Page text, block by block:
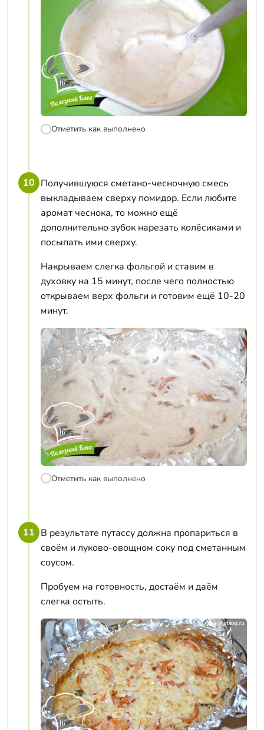
Отметить как выполнено
10 Получившуюся сметано-чесночную смесь
выкладываем сверху помидор. Если любите
аромат чеснока, то можно ещё
дополнительно зубок нарезать колёсиками и
посыпать ими сверху.
Накрываем слегка фольгой и ставим в
духовку на 15 минут, после чего полностью
открываем верх фольги и готовим ещё 10-20
минут.
Отметить как выполнено
11 В результате путассу должна пропариться в
своём и луково-овощном соку под сметанным
соусом.
Пробуем на готовность, достаём и даём
слегка остыть.